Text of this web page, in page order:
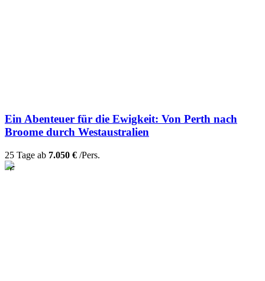
Ein Abenteuer für die Ewigkeit: Von Perth nach
Broome durch Westaustralien
25 Tage ab 7.050 € /Pers.